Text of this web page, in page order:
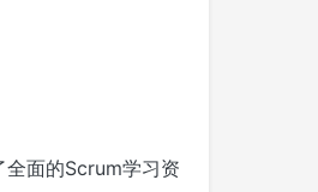
面的Scrum学习资